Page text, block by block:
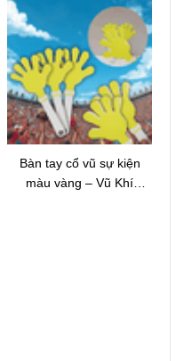
Bàn tay cổ vũ sự kiện
màu vàng – Vũ Khí